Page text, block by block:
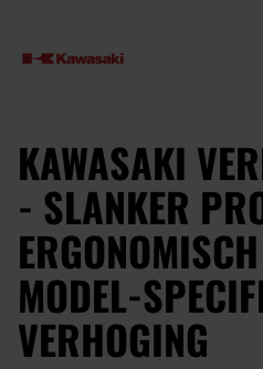
KAWASAKI
- SLANKER
MODEL-
VERHOGING